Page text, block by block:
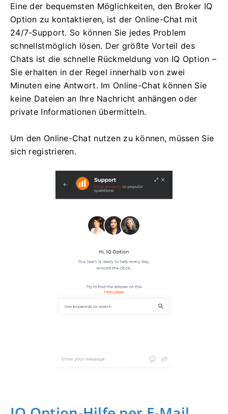
Eine der bequemsten Möglichkeiten, den Broker IQ
Option zu kontaktieren, ist der Online-Chat mit
24/7-Support. So können Sie jedes Problem
schnellstmöglich lösen. Der größte Vorteil des
Chats ist die schnelle Rückmeldung von IQ Option –
Sie erhalten in der Regel innerhalb von zwei
Minuten eine Antwort. Im Online-Chat können Sie
keine Dateien an Ihre Nachricht anhängen oder
private Informationen übermitteln.
Um den Online-Chat nutzen zu können, müssen Sie
sich registrieren.